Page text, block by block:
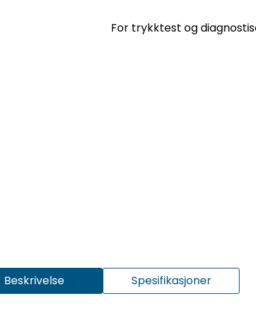
For trykktest og
Beskrivelse Spesifikasjoner